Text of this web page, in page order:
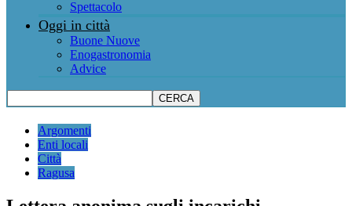
Spettacolo
Oggi in città
Buone Nuove
Enogastronomia
Advice
Argomenti
Enti locali
Città
Ragusa